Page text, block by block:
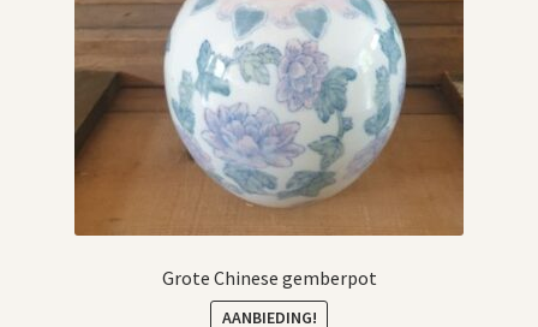
Grote Chinese gemberpot
AANBIEDING!